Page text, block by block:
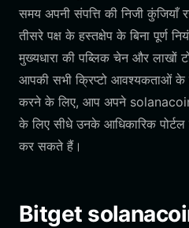
समय अपनी संपत्ति की निजी
तीसरे पक्ष के हस्तक्षेप के बिना पूर्ण
मुख्यधारा की पब्लिक चेन और लाखों
आपकी सभी क्रिप्टो आवश्यकताओं
करने के लिए, आप अपने
के लिए सीधे उनके आधिकारिक
कर सकते हैं।
Bitget